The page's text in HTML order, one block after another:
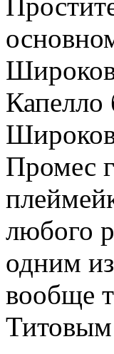
Капелло
Промес
любого
одним
вообще
Титовым